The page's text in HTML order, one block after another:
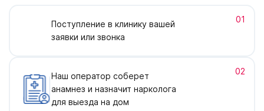
Поступление в клинику вашей
заявки или звонка
01
Наш оператор соберет
анамнез и назначит нарколога
для выезда на дом
02